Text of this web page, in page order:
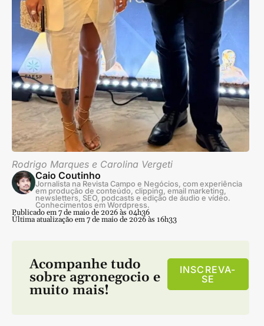
Rodrigo Marques e Carolina Vergeti
Caio Coutinho
Jornalista na Revista Campo e Negócios, com experiência
em produção de conteúdo, clipping, email marketing,
newsletters, SEO, podcasts e edição de áudio e vídeo.
Conhecimentos em Wordpress.
Publicado em 7 de maio de 2026 às 04h36
Última atualização em 7 de maio de 2026 às 16h33
Acompanhe tudo
sobre agronegocio e
muito mais!
INSCREVA-
SE